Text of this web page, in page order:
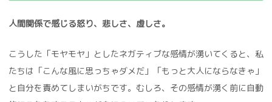
人間関係で感じる怒り、悲しさ、虚しさ。
こうした「モヤモヤ」としたネガティブな感情が湧いてくると、私
たちは「こんな風に思っちゃダメだ」「もっと大人にならなきゃ」
と自分を責めてしまいがちです。むしろ、その感情が湧く前に自動